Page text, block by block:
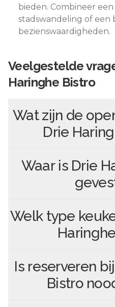
bieden. Combineer
stadswandeling of een
bezienswaardigheden.
Veelgestelde
Haringhe Bistro
Wat zijn de
Drie
Waar is Drie
Welk type
Is reserveren bij
Bistro